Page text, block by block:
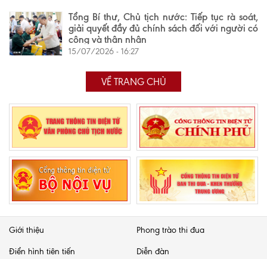
Tổng Bí thư, Chủ tịch nước: Tiếp tục rà soát,
giải quyết đầy đủ chính sách đối với người có
công và thân nhân
15/07/2026 - 16:27
VỀ TRANG CHỦ
Giới thiệu Phong trào thi đua
Điển hình tiên tiến Diễn đàn